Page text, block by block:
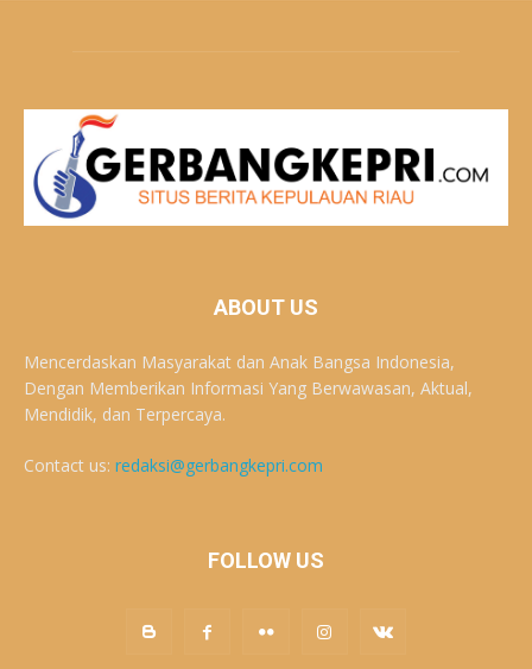
ABOUT US
Mencerdaskan Masyarakat dan Anak Bangsa Indonesia,
Dengan Memberikan Informasi Yang Berwawasan, Aktual,
Mendidik, dan Terpercaya.
Contact us: redaksi@gerbangkepri.com
FOLLOW US